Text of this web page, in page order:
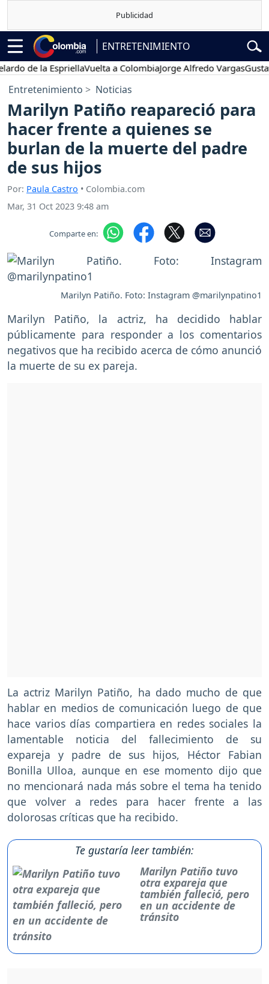
ENTRETENIMIENTO
la EspriellaVuelta a ColombiaJorge Alfredo VargasGustavo
Entretenimiento Noticias
Marilyn Patiño reapareció para
hacer frente a quienes se
burlan de la muerte del padre
de sus hijos
Por: Paula Castro • Colombia.com
Mar, 31 Oct 2023 9:48 am
Comparte en:
Marilyn Patiño. Foto: Instagram @marilynpatino1
Marilyn Patiño, la actriz, ha decidido hablar
públicamente para responder a los comentarios
negativos que ha recibido acerca de cómo anunció
la muerte de su ex pareja.
La actriz Marilyn Patiño, ha dado mucho de que
hablar en medios de comunicación luego de que
hace varios días compartiera en redes sociales la
lamentable noticia del fallecimiento de su
expareja y padre de sus hijos, Héctor Fabian
Bonilla Ulloa, aunque en ese momento dijo que
no mencionará nada más sobre el tema ha tenido
que volver a redes para hacer frente a las
dolorosas críticas que ha recibido.
Te gustaría leer también:
Marilyn Patiño tuvo
otra expareja que
también falleció, pero
en un accidente de
tránsito